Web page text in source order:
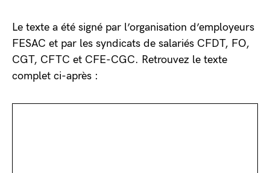
Le texte a été signé par l’organisation d’employeurs
FESAC et par les syndicats de salariés CFDT, FO,
CGT, CFTC et CFE-CGC. Retrouvez le texte
complet ci-après :